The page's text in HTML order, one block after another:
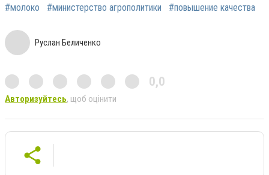
#молоко #министерство агрополитики #повышение качества
Руслан Беличенко
0,0
Авторизуйтесь, щоб оцінити